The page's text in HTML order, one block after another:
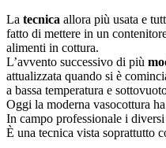
La tecnica allora più usata e
fatto di mettere in un
alimenti in cottura.
L’avvento successivo di più
attualizzata quando si è
a bassa temperatura e
Oggi la moderna vasocottura
In campo professionale i
È una tecnica vista soprattutto